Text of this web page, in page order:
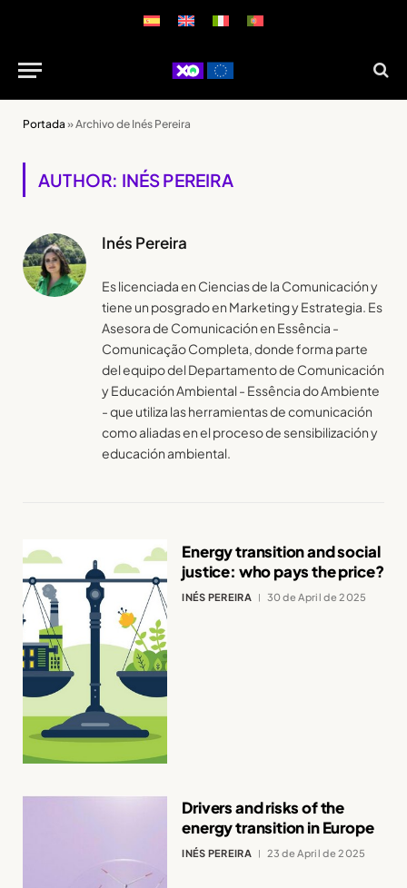
Portada »Archivo de Inés Pereira
AUTHOR: INÉS PEREIRA
Inés Pereira
Es licenciada en Ciencias de la Comunicación y
tiene un posgrado en Marketing y Estrategia. Es
Asesora de Comunicación en Essência -
Comunicação Completa, donde forma parte
del equipo del Departamento de Comunicación
y Educación Ambiental - Essência do Ambiente
- que utiliza las herramientas de comunicación
como aliadas en el proceso de sensibilización y
educación ambiental.
Energy transition and social
justice: who pays the price?
INÉS PEREIRA 30 de April de 2025
Drivers and risks of the
energy transition in Europe
INÉS PEREIRA 23 de April de 2025